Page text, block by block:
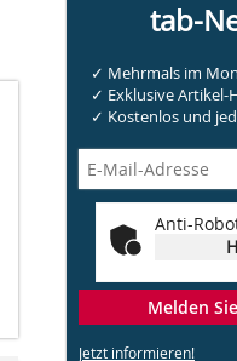
tab-
✓ Mehrmals im
✓ Exklusive Artikel-
✓ Kostenlos und
Anti-
Melden
Jetzt informieren!